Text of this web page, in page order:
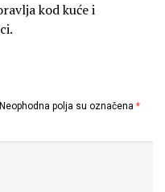
kod kuće i
Neophodna polja su označena *